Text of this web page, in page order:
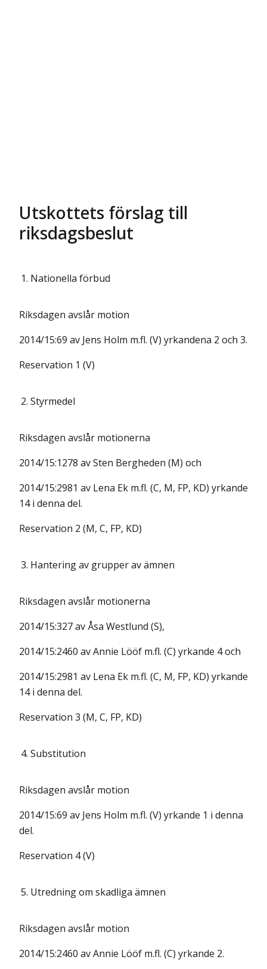
Utskottets förslag till
riksdagsbeslut
1. Nationella förbud
Riksdagen avslår motion
2014/15:69 av Jens Holm m.fl. (V) yrkandena 2 och 3.
Reservation 1 (V)
2. Styrmedel
Riksdagen avslår motionerna
2014/15:1278 av Sten Bergheden (M) och
2014/15:2981 av Lena Ek m.fl. (C, M, FP, KD) yrkande
14 i denna del.
Reservation 2 (M, C, FP, KD)
3. Hantering av grupper av ämnen
Riksdagen avslår motionerna
2014/15:327 av Åsa Westlund (S),
2014/15:2460 av Annie Lööf m.fl. (C) yrkande 4 och
2014/15:2981 av Lena Ek m.fl. (C, M, FP, KD) yrkande
14 i denna del.
Reservation 3 (M, C, FP, KD)
4. Substitution
Riksdagen avslår motion
2014/15:69 av Jens Holm m.fl. (V) yrkande 1 i denna
del.
Reservation 4 (V)
5. Utredning om skadliga ämnen
Riksdagen avslår motion
2014/15:2460 av Annie Lööf m.fl. (C) yrkande 2.